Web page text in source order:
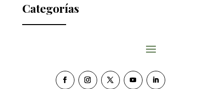
Categorías